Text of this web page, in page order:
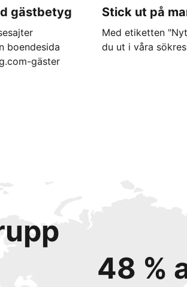
gästbetyg
boendesida
gäster
Stick ut på
Med etiketten
du ut i våra
48 %